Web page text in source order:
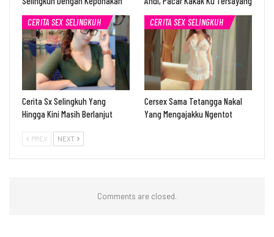
CERITA SEX SELINGKUH
Cerita Sx Selingkuh Yang
Hingga Kini Masih Berlanjut
CERITA SEX SELINGKUH
Cersex Sama Tetangga Nakal
Yang Mengajakku Ngentot
PREV NEXT
Comments are closed.